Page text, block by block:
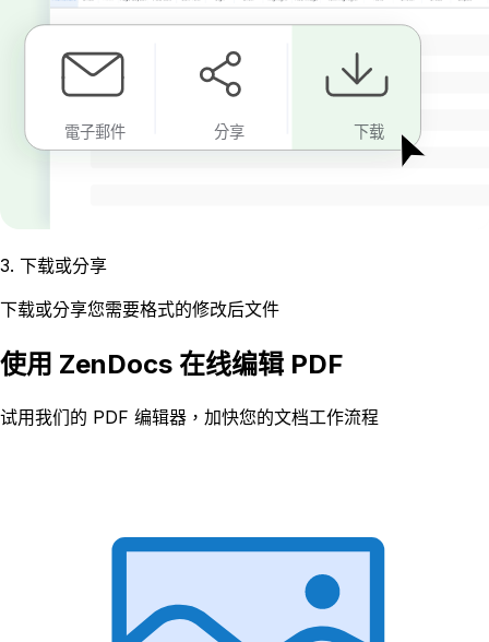
電子郵件 分享 下载
3. 下载或分享
下载或分享您需要格式的修改后文件
使用 ZenDocs 在线编辑 PDF
试用我们的 PDF 编辑器，加快您的文档工作流程